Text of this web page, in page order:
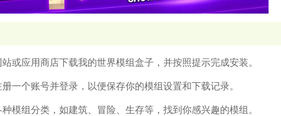
或应用商店下载我的世界模组盒子，并按照提示完成安装。
一个账号并登录，以便保存你的模组设置和下载记录。
模组分类，如建筑、冒险、生存等，找到你感兴趣的模组。